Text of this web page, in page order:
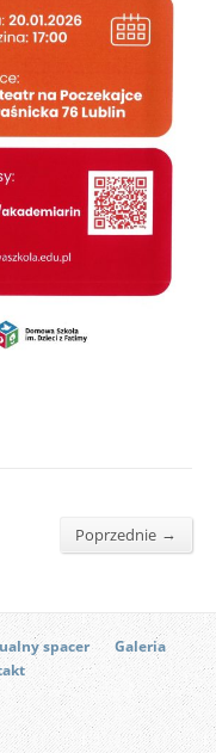
Poprzednie →
spacer
Galeria